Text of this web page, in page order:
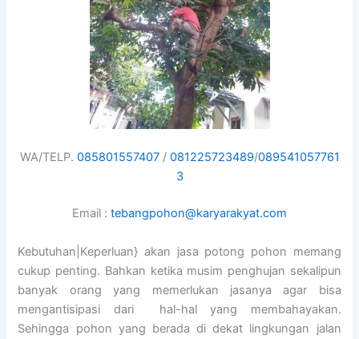
WA/TELP. 085801557407/ 081225723489/089541057761
3
Email : tebangpohon@karyarakyat.com
Kebutuhan|Keperluan} akan jasa potong pohon memang
cukup penting. Bahkan ketika musim penghujan sekalipun
banyak orang yang memerlukan jasanya agar bisa
mengantisipasi dari hal-hal yang membahayakan.
Sehingga pohon yang berada di dekat lingkungan jalan